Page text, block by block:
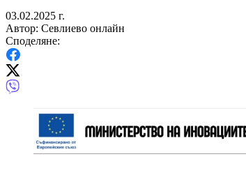
03.02.2025 г.
Автор: Севлиево онлайн
Споделяне: